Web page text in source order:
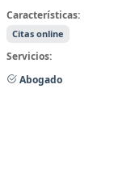
Características:
Citas online
Servicios:
Abogado